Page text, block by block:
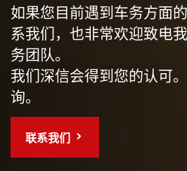
如果您目前遇到车务方面
系我们，也非常欢迎致电
务团队。
我们深信会得到您的认可
询。
联系我们